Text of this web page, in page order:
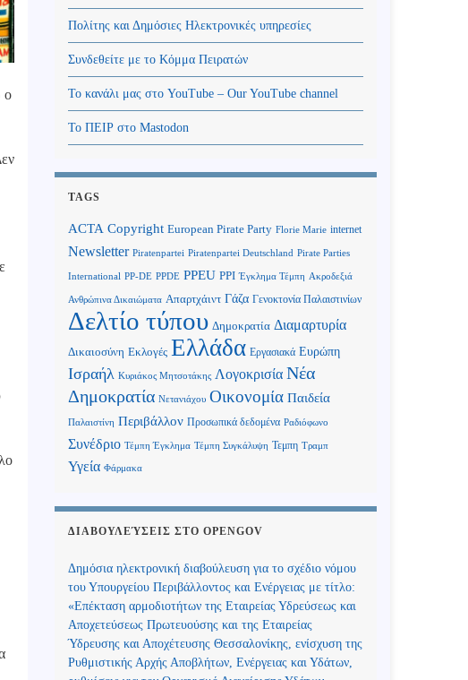
ο
Πολίτης και Δημόσιες Ηλεκτρονικές υπηρεσίες
Συνδεθείτε με το Κόμμα Πειρατών
Το κανάλι μας στο YouTube – Our YouTube channel
Το ΠΕΙΡ στο Mastodon
TAGS
ACTA Copyright European Pirate Party Florie Marie internet
Newsletter Piratenpartei Piratenpartei Deutschland Pirate Parties
International PP-DE PPDE PPEU PPI Έγκλημα Τέμπη Ακροδεξιά
Ανθρώπινα Δικαιώματα Απαρτχάιντ Γάζα Γενοκτονία Παλαιστινίων
Δελτίο τύπου Δημοκρατία Διαμαρτυρία
Δικαιοσύνη Εκλογές Ελλάδα Εργασιακά Ευρώπη
Ισραήλ Κυριάκος Μητσοτάκης Λογοκρισία Νέα
Δημοκρατία Νετανιάχου Οικονομία Παιδεία
Παλαιστίνη Περιβάλλον Προσωπικά δεδομένα Ραδιόφωνο
Συνέδριο Τέμπη Έγκλημα Τέμπη Συγκάλυψη Τεμπη Τραμπ
Υγεία Φάρμακα
ΔΙΑΒΟΥΛΕΎΣΕΙΣ ΣΤΟ OPENGOV
Δημόσια ηλεκτρονική διαβούλευση για το σχέδιο νόμου
του Υπουργείου Περιβάλλοντος και Ενέργειας με τίτλο:
«Επέκταση αρμοδιοτήτων της Εταιρείας Υδρεύσεως και
Αποχετεύσεως Πρωτευούσης και της Εταιρείας
Ύδρευσης και Αποχέτευσης Θεσσαλονίκης, ενίσχυση της
Ρυθμιστικής Αρχής Αποβλήτων, Ενέργειας και Υδάτων,